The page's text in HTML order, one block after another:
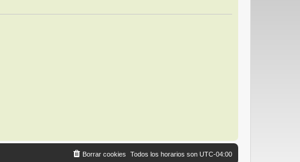
Todos los horarios son UTC-04:00
Borrar cookies